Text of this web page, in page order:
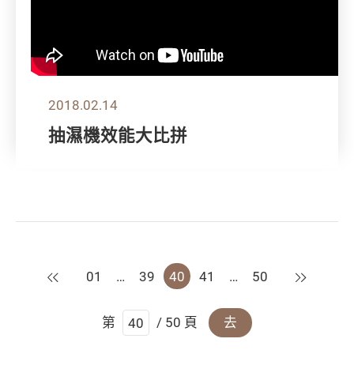
2018.02.14
抽濕機效能大比拼
上一頁
01 … 39 40 41 … 50 下一頁
第 / 50 頁 去